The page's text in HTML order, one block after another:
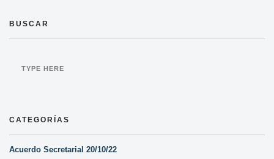
BUSCAR
CATEGORÍAS
Acuerdo Secretarial 20/10/22